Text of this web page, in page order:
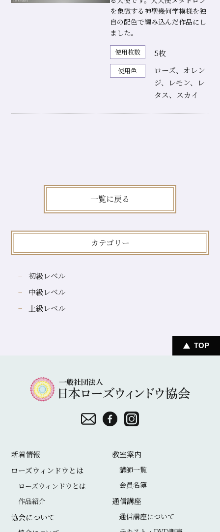
を象徴する神聖幾何学模様を独
自の配色で編み込んだ作品にし
ました。
使用枚数 5枚
使用色
ローズ、オレン
ジ、レモン、レ
タス、スカイ
一覧に戻る
カテゴリー
初級レベル
中級レベル
上級レベル
TOP
い
合
n
s
t
a
g
新着情報
ローズウィンドウとは
ローズウィンドウとは
作品紹介
協会について
教室案内
講師一覧
会員名簿
通信講座
通信講座について